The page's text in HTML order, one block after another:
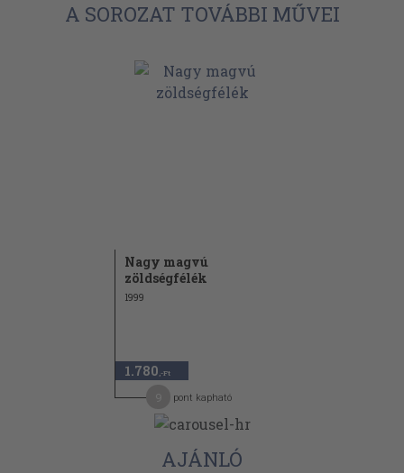
A SOROZAT TOVÁBBI MŰVEI
Nagy magvú
zöldségfélék
1999
1.780 ,-Ft
pont kapható
AJÁNLÓ